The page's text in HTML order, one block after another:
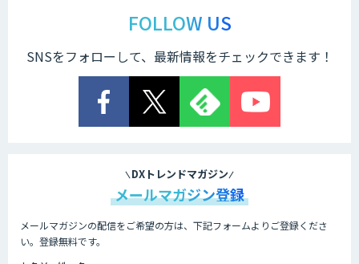
サテライトAI
集
FOLLOW US
SNSをフォローして、最新情報をチェックできます！
DXトレンドマガジン
メールマガジン登録
メールマガジンの配信をご希望の方は、下記フォームよりご登録くださ
い。登録無料です。